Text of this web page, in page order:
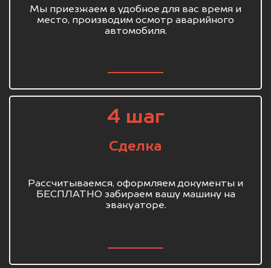
Мы приезжаем в удобное для вас время и
место, производим осмотр аварийного
автомобиля.
4 шаг
Сделка
Рассчитываемся, оформляем документы и
БЕСПЛАТНО забираем вашу машину на
эвакуаторе.